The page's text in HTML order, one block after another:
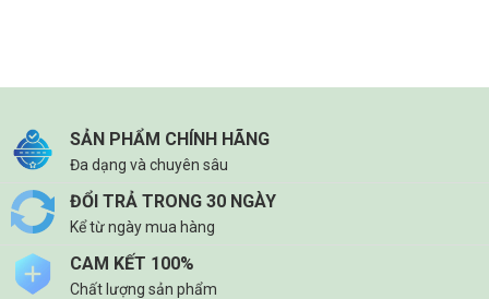
SẢN PHẨM CHÍNH HÃNG
Đa dạng và chuyên sâu
ĐỔI TRẢ TRONG 30 NGÀY
Kể từ ngày mua hàng
CAM KẾT 100%
Chất lượng sản phẩm